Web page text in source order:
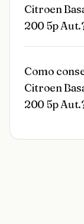
Citroen
200 5p
Como
Citroen
200 5p